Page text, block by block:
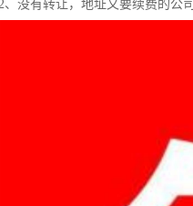
、没有转让，地址又要续费的公司